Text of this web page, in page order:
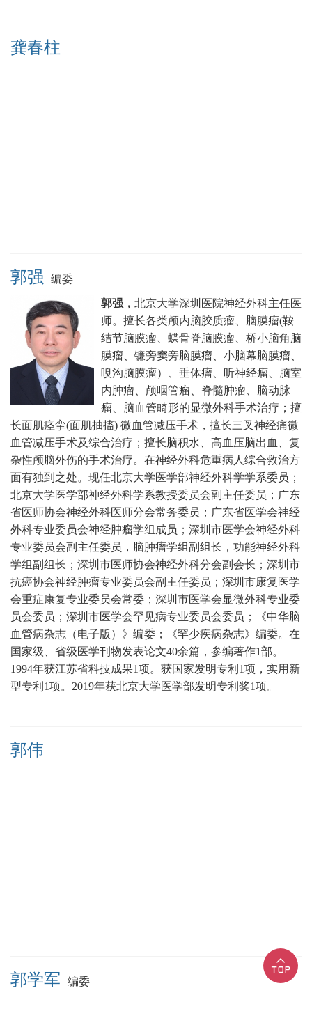
龚春柱
郭强 编委
郭强， 北京大学深圳医院神经外科主任医
师。 擅长各类颅内脑胶质瘤、脑膜瘤(鞍
结节脑膜瘤、蝶骨脊脑膜瘤、桥小脑角脑
膜瘤、镰旁窦旁脑膜瘤、小脑幕脑膜瘤、
嗅沟脑膜瘤）、垂体瘤、听神经瘤、脑室
内肿瘤、颅咽管瘤、脊髓肿瘤、脑动脉
瘤、脑血管畸形的显微外科手术治疗；擅
长面肌痉挛(面肌抽搐) 微血管减压手术，擅长三叉神经痛微
血管减压手术及综合治疗；擅长脑积水、高血压脑出血、复
杂性颅脑外伤的手术治疗。在神经外科危重病人综合救治方
面有独到之处。现任北京大学医学部神经外科学学系委员；
北京大学医学部神经外科学系教授委员会副主任委员；广东
省医师协会神经外科医师分会常务委员；广东省医学会神经
外科专业委员会神经肿瘤学组成员；深圳市医学会神经外科
专业委员会副主任委员，脑肿瘤学组副组长，功能神经外科
学组副组长；深圳市医师协会神经外科分会副会长；深圳市
抗癌协会神经肿瘤专业委员会副主任委员；深圳市康复医学
会重症康复专业委员会常委；深圳市医学会显微外科专业委
员会委员；深圳市医学会罕见病专业委员会委员；《中华脑
血管病杂志（电子版）》编委；《罕少疾病杂志》编委。 在
国家级、省级医学刊物发表论文40余篇，参编著作1部。
1994年获江苏省科技成果1项。获国家发明专利1项，实用新
型专利1项。2019年获北京大学医学部发明专利奖1项。
郭伟
郭学军 编委